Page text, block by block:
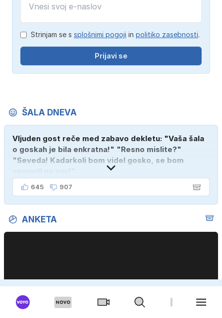
Strinjam se s splošnimi pogoji in politiko zasebnosti.
Prijavi se
ŠALA DNEVA
Vljuden gost reče med zabavo dekletu: "Vaša šala
o goskah je bila enkratna!" "Resno mislite?"
"Seveda! Kadarkoli bom videl gosko, se bom
645 907
ANKETA